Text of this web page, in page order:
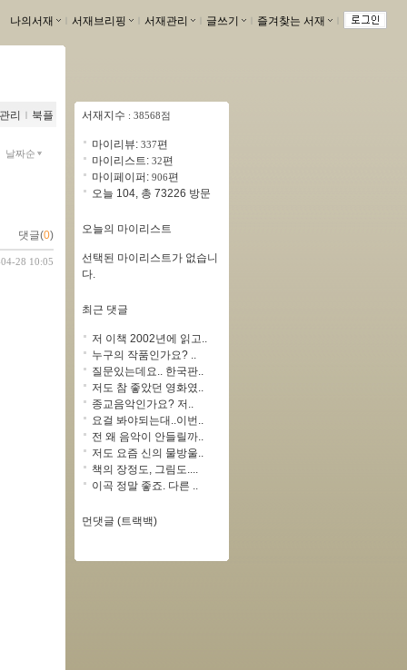
나의서재 서재브리핑 서재관리 글쓰기 즐겨찾는 서재
리 ｌ 북플
날짜순
댓글(0)
28 10:05
서재지수 : 38568점
마이리뷰: 337편
마이리스트: 32편
마이페이퍼: 906편
오늘 104, 총 73226 방문
오늘의 마이리스트
선택된 마이리스트가 없습니
다.
최근 댓글
저 이책 2002년에 읽고..
누구의 작품인가요? ..
질문있는데요.. 한국판..
저도 참 좋았던 영화였..
종교음악인가요? 저..
요걸 봐야되는대..이번..
전 왜 음악이 안들릴까..
저도 요즘 신의 물방울..
책의 장정도, 그림도....
이곡 정말 좋죠. 다른 ..
먼댓글 (트랙백)